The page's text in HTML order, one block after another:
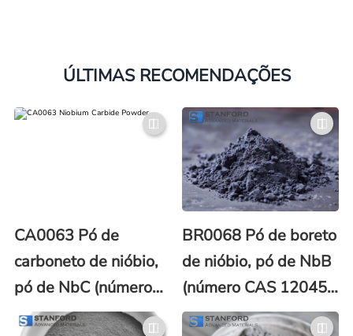
ÚLTIMAS RECOMENDAÇÕES
CA0063 Pó de
carboneto de nióbio,
pó de NbC (número
CAS 12069-94-2)
BR0068 Pó de boreto
de nióbio, pó de NbB
(número CAS 12045-
19-1)